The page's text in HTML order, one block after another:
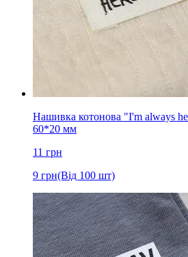
Нашивка котонова "I'm always
60*20 мм
11 грн
9 грн(Від 100 шт)